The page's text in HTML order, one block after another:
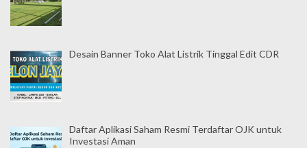
Desain Banner Toko Alat Listrik Tinggal Edit CDR
Daftar Aplikasi Saham Resmi Terdaftar OJK untuk
Investasi Aman